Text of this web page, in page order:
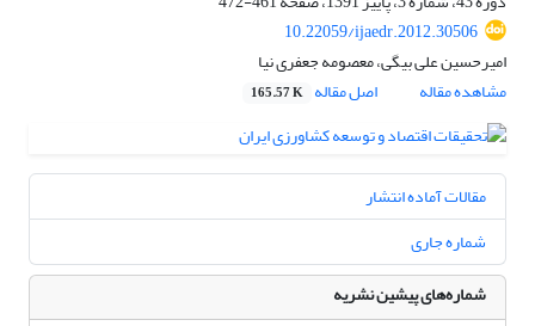
10.22059/ijaedr.2012.30506
امیرحسین علی بیگی، معصومه جعفری نیا
مشاهده مقاله
اصل مقاله 165.57 K
مقالات آماده انتشار
شماره جاری
شماره‌های پیشین نشریه